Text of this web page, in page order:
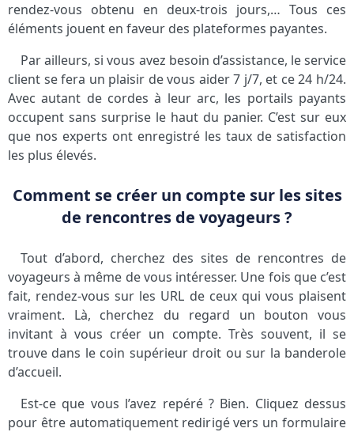
rendez-vous obtenu en deux-trois jours,… Tous ces
éléments jouent en faveur des plateformes payantes.
Par ailleurs, si vous avez besoin d’assistance, le service
client se fera un plaisir de vous aider 7 j/7, et ce 24 h/24.
Avec autant de cordes à leur arc, les portails payants
occupent sans surprise le haut du panier. C’est sur eux
que nos experts ont enregistré les taux de satisfaction
les plus élevés.
Comment se créer un compte sur les sites
de rencontres de voyageurs ?
Tout d’abord, cherchez des sites de rencontres de
voyageurs à même de vous intéresser. Une fois que c’est
fait, rendez-vous sur les URL de ceux qui vous plaisent
vraiment. Là, cherchez du regard un bouton vous
invitant à vous créer un compte. Très souvent, il se
trouve dans le coin supérieur droit ou sur la banderole
d’accueil.
Est-ce que vous l’avez repéré ? Bien. Cliquez dessus
pour être automatiquement redirigé vers un formulaire